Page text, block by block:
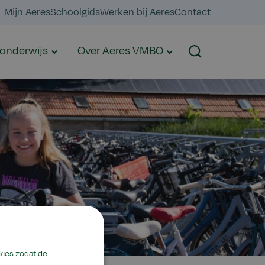
Mijn AeresSchoolgidsWerken bij AeresContact
Over Aeres VMBO Zoeken
zodat de